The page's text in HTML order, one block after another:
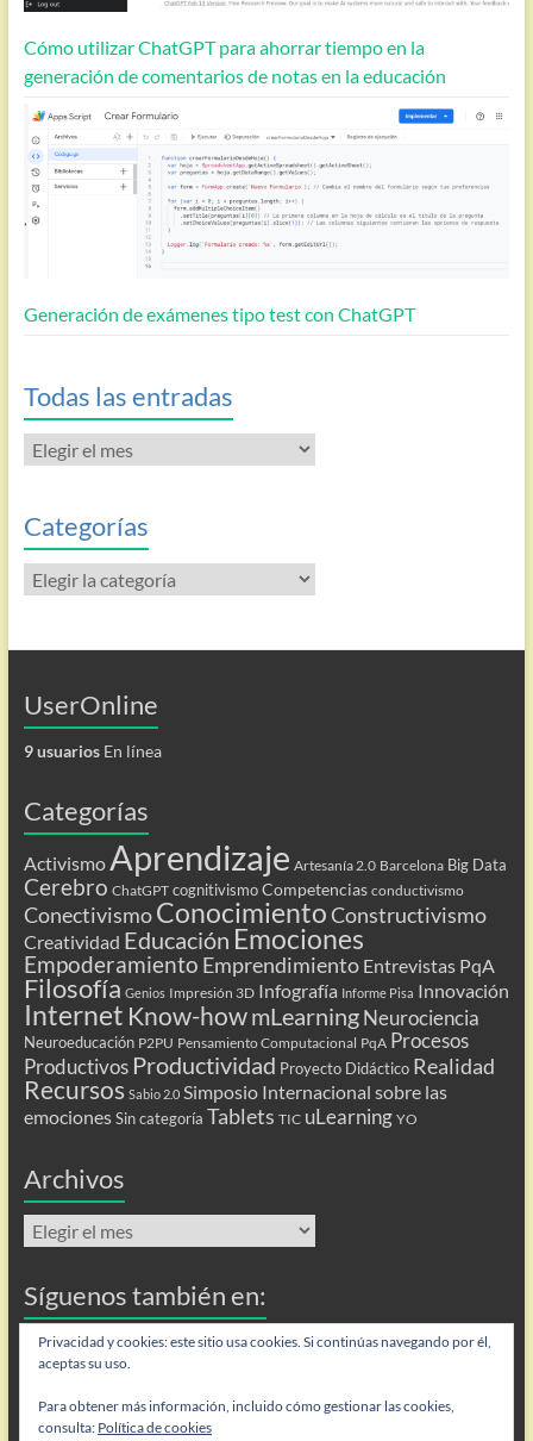
Cómo utilizar ChatGPT para ahorrar tiempo en la
generación de comentarios de notas en la educación
Generación de exámenes tipo test con ChatGPT
Todas las entradas
Todas
las
Categorías
Categorías
UserOnline
9 usuariosEn línea
Categorías
Activismo Aprendizaje Artesanía 2.0 Barcelona Big Data
Cerebro ChatGPT cognitivismo Competencias conductivismo
ConectivismoConocimientoConstructivismo
Creatividad Educación Emociones
Empoderamiento Emprendimiento Entrevistas PqA
Filosofía Genios Impresión 3D Infografía Informe Pisa Innovación
Internet Know-howmLearning Neurociencia
Neuroeducación P2PU Pensamiento Computacional PqA Procesos
Productivos Productividad Proyecto Didáctico Realidad
Recursos Sabio 2.0 Simposio Internacional sobre las
emociones Sin categoría Tablets TIC uLearning YO
Archivos
Archivos
Síguenos también en:
Flip
Privacidad y cookies: este sitio usa cookies. Si continúas navegando por él,
aceptas su uso.
Para obtener más información, incluido cómo gestionar las cookies,
consulta: Política de cookies